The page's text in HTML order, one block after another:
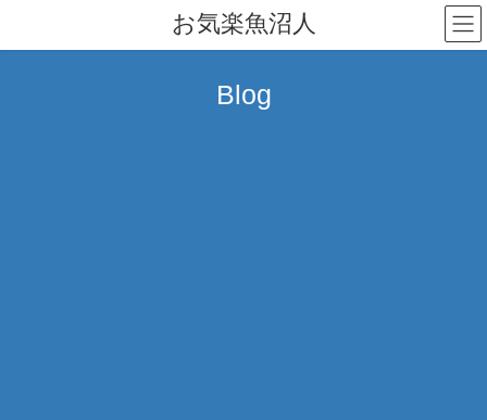
テ
ゲ
お気楽魚沼人
Blog